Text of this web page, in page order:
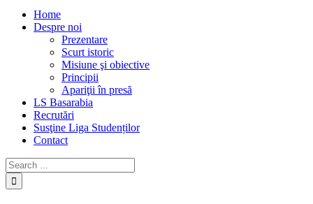
Home
Despre noi
Prezentare
Scurt istoric
Misiune şi obiective
Principii
Apariţii în presă
LS Basarabia
Recrutări
Susţine Liga Studenților
Contact